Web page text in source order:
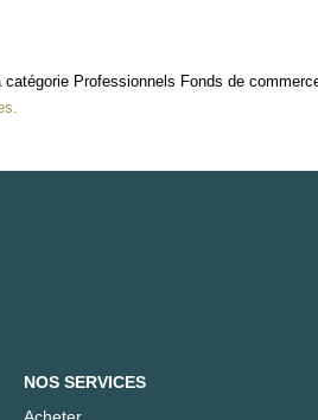
Professionnels Fonds de
NOS SERVICES